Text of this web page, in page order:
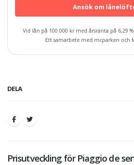
Ansök om
Vid lån på 100 000 kr med årsränta på 6,29
Ett samarbete med mcparken och
DELA
Prisutveckling för Piaggio de